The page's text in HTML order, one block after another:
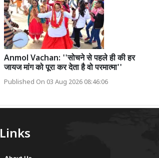
Anmol Vachan: ''सोचने से पहले ही की हर
जायज मांग को पूरा कर देता है वो परमात्मा''
Published On 03 Aug 2026 08:46:06
Links